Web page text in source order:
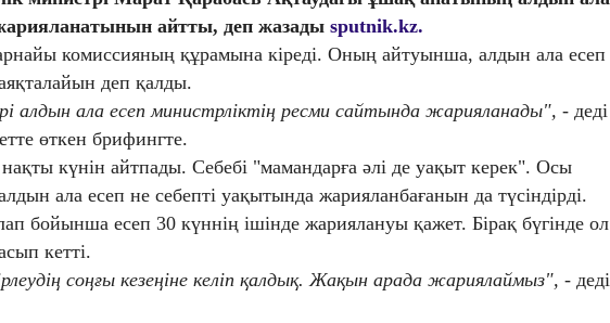
жарияланатынын айтты, деп жазады sputnik.kz.
комиссияның құрамына кіреді. Оның айтуынша, алдын ала есеп
деп қалды.
алдын ала есеп министрліктің ресми сайтында жарияланады", - деді
өткен брифингте.
күнін айтпады. Себебі "мамандарға әлі де уақыт керек". Осы
ала есеп не себепті уақытында жарияланбағанын да түсіндірді.
бойынша есеп 30 күннің ішінде жариялануы қажет. Бірақ бүгінде ол
кетті.
соңғы кезеңіне келіп қалдық. Жақын арада жариялаймыз", - деді